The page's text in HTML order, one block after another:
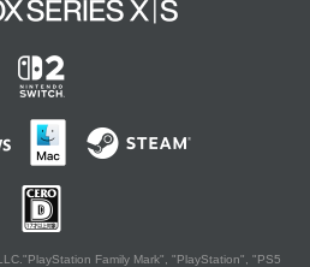
Family Mark", "PlayStation", "PS5